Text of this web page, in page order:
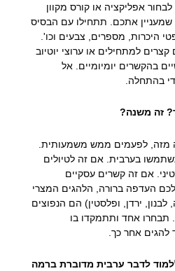
אפליקציה או קורס מקוון
אתכם. תתחילו עם הבסיס
היכרות, מספרים, צבעים וכו'.
למתחילים או ערוצי יוטיוב
בהקשרים יומיומיים. אל
בהתחלה.
מזה, לפעמים ממש משמעותית.
בערבית. אם זה לטיולים
אם זה קשרים עסקיים
העדפה ברורה, הלהגים המצרי
לבנון, ירדן, ופלסטין) הם הנפוצים
תבחרו אחד ותתמקדו בו
אחר כך.
ללמוד לדבר ערבית מדוברת ברמה